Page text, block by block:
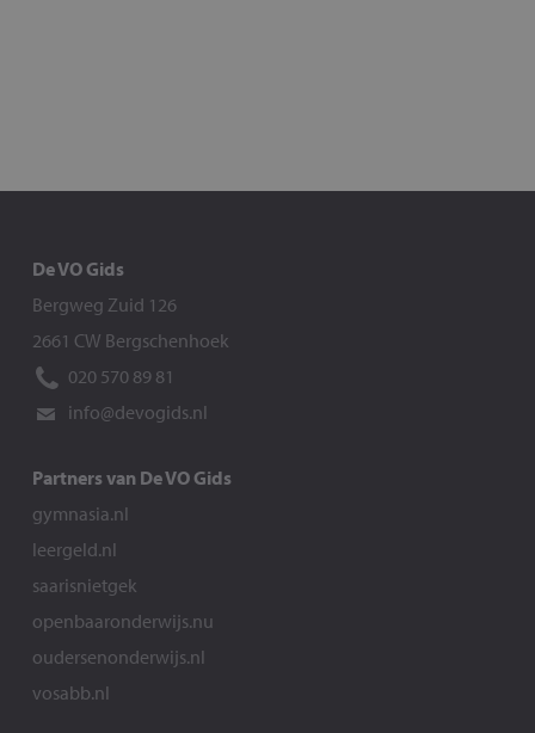
De VO Gids
Bergweg Zuid 126
2661 CW Bergschenhoek
020 570 89 81
info@devogids.nl
Partners van De VO Gids
gymnasia.nl
leergeld.nl
saarisnietgek
openbaaronderwijs.nu
oudersenonderwijs.nl
vosabb.nl